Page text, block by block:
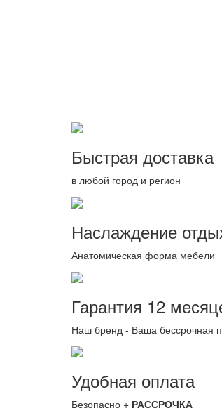
Быстрая доставка
в любой город и регион
Наслаждение
Анатомическая форма мебели
Гарантия 12
Наш бренд - Ваша бессрочная
Удобная оплата
Безопасно + РАССРОЧКА